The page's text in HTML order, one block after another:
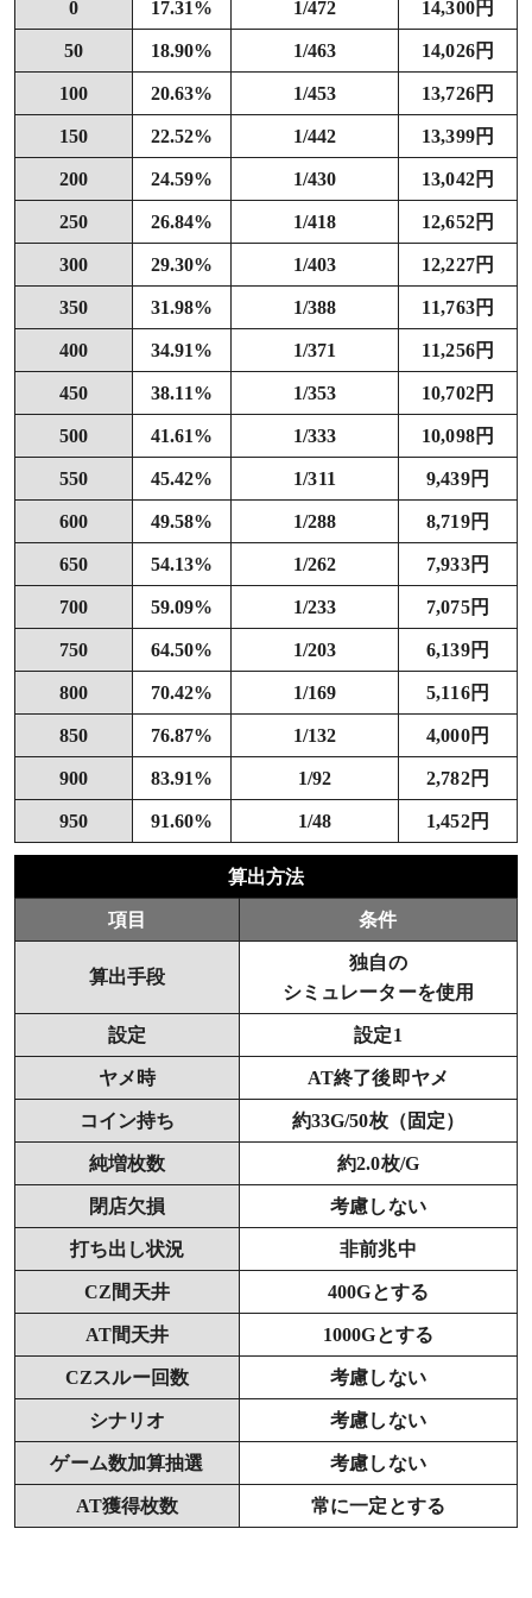
0 17.31% 1/472 14,300円
50 18.90% 1/463 14,026円
100 20.63% 1/453 13,726円
150 22.52% 1/442 13,399円
200 24.59% 1/430 13,042円
250 26.84% 1/418 12,652円
300 29.30% 1/403 12,227円
350 31.98% 1/388 11,763円
400 34.91% 1/371 11,256円
450 38.11% 1/353 10,702円
500 41.61% 1/333 10,098円
550 45.42% 1/311 9,439円
600 49.58% 1/288 8,719円
650 54.13% 1/262 7,933円
700 59.09% 1/233 7,075円
750 64.50% 1/203 6,139円
800 70.42% 1/169 5,116円
850 76.87% 1/132 4,000円
900 83.91% 1/92 2,782円
950 91.60% 1/48 1,452円
算出方法
項目 条件
算出手段
独自の
シミュレーターを使用
設定 設定1
ヤメ時 AT終了後即ヤメ
コイン持ち 約33G/50枚（固定）
純増枚数 約2.0枚/G
閉店欠損 考慮しない
打ち出し状況 非前兆中
CZ間天井 400Gとする
AT間天井 1000Gとする
CZスルー回数 考慮しない
シナリオ 考慮しない
ゲーム数加算抽選 考慮しない
AT獲得枚数 常に一定とする